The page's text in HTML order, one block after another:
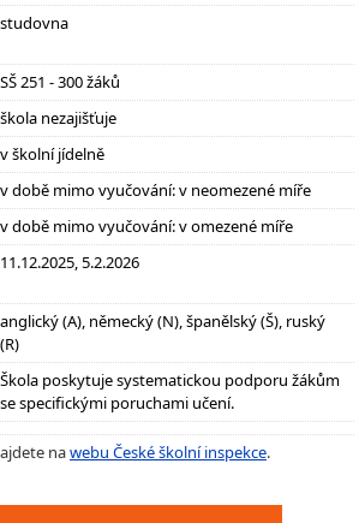
studovna
SŠ 251 - 300 žáků
škola nezajišťuje
v školní jídelně
v době mimo vyučování: v neomezené míře
v době mimo vyučování: v omezené míře
11.12.2025, 5.2.2026
anglický (A), německý (N), španělský (Š), ruský
(R)
Škola poskytuje systematickou podporu žákům
se specifickými poruchami učení.
nawebu České školní inspekce.